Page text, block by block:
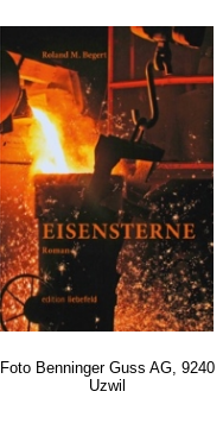
Foto Benninger Guss AG, 9240
Uzwil